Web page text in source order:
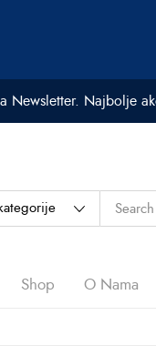
Newsletter. Najbolje
Shop O Nama